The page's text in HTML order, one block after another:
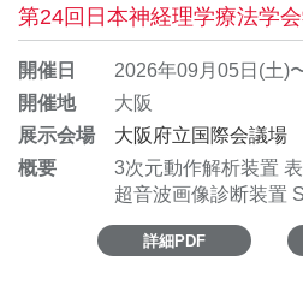
第24回日本神経理学療法学
開催日
2026年09月05日(土)
開催地
大阪
展示会場
大阪府立国際会議場
概要
3次元動作解析装置
超音波画像診断装置
詳細PDF